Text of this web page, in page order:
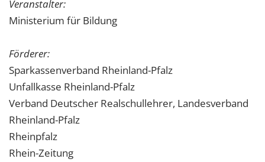
Veranstalter:
Ministerium für Bildung
Förderer:
Sparkassenverband Rheinland-Pfalz
Unfallkasse Rheinland-Pfalz
Verband Deutscher Realschullehrer, Landesverband
Rheinland-Pfalz
Rheinpfalz
Rhein-Zeitung